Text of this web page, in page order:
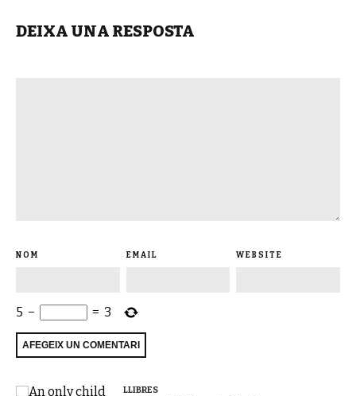
DEIXA UNA RESPOSTA
NOM EMAIL WEBSITE
5 − = 3
LLIBRES